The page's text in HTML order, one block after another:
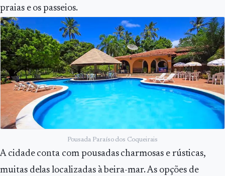
praias e os passeios.
Pousada Paraí­so dos Coqueirais
A cidade conta com pousadas charmosas e rústicas,
muitas delas localizadas à beira-mar. As opções de